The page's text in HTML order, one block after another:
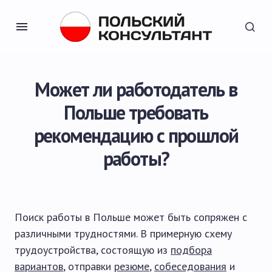
Может ли работодатель в
Польше требовать
рекомендацию с прошлой
работы?
Поиск работы в Польше может быть сопряжен с
различными трудностями. В примерную схему
трудоустройства, состоящую из подбора
вариантов, отправки резюме, собеседования и